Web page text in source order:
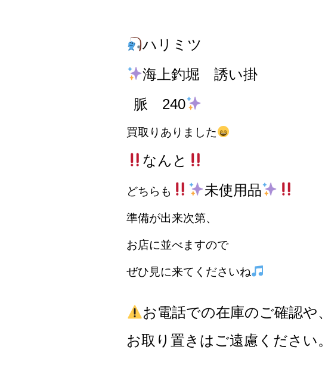
ハリミツ
海上釣堀 誘い掛
脈 240
買取りありました
なんと
どちらも 未使用品
準備が出来次第、
お店に並べますので
ぜひ見に来てくださいね
お電話での在庫のご確認や、
お取り置きはご遠慮ください。